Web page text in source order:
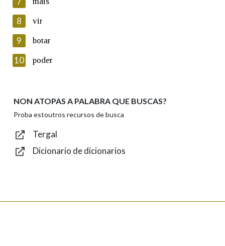
seus datos poñéndose en contacto connosco.
Lin e acepto as condicións da política de
Introduce o código que aparece na imaxe:
Texto de verificación
8 vir
9 botar
10 poder
NON ATOPAS A PALABRA QUE BUSCAS?
Proba estoutros recursos de busca
Tergal
Dicionario de dicionarios